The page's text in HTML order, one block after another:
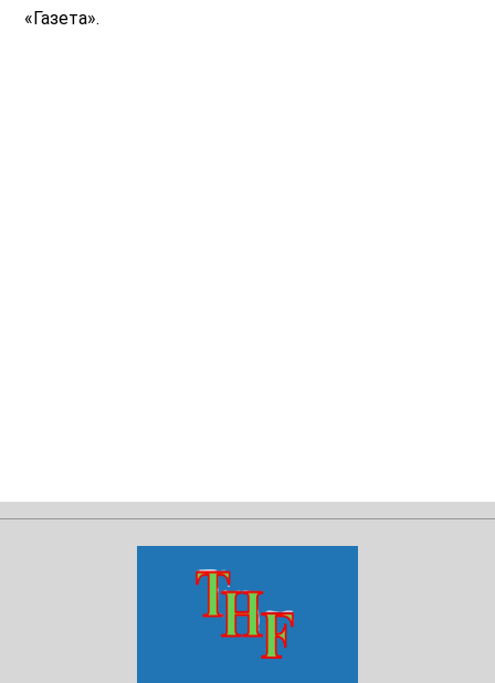
«Газета».